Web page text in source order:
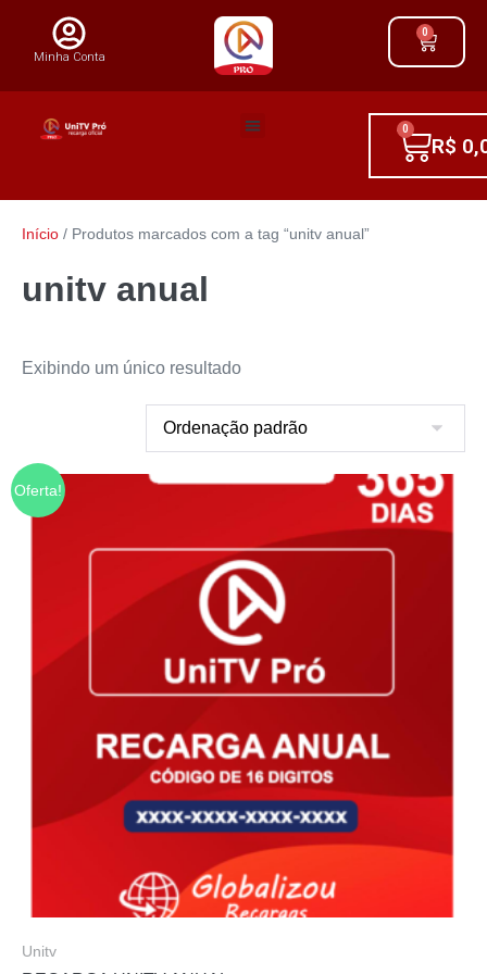
Minha Conta
0
R$
0
Início / Produtos marcados com a tag “unitv anual”
unitv anual
Exibindo um único resultado
Oferta!
Unitv